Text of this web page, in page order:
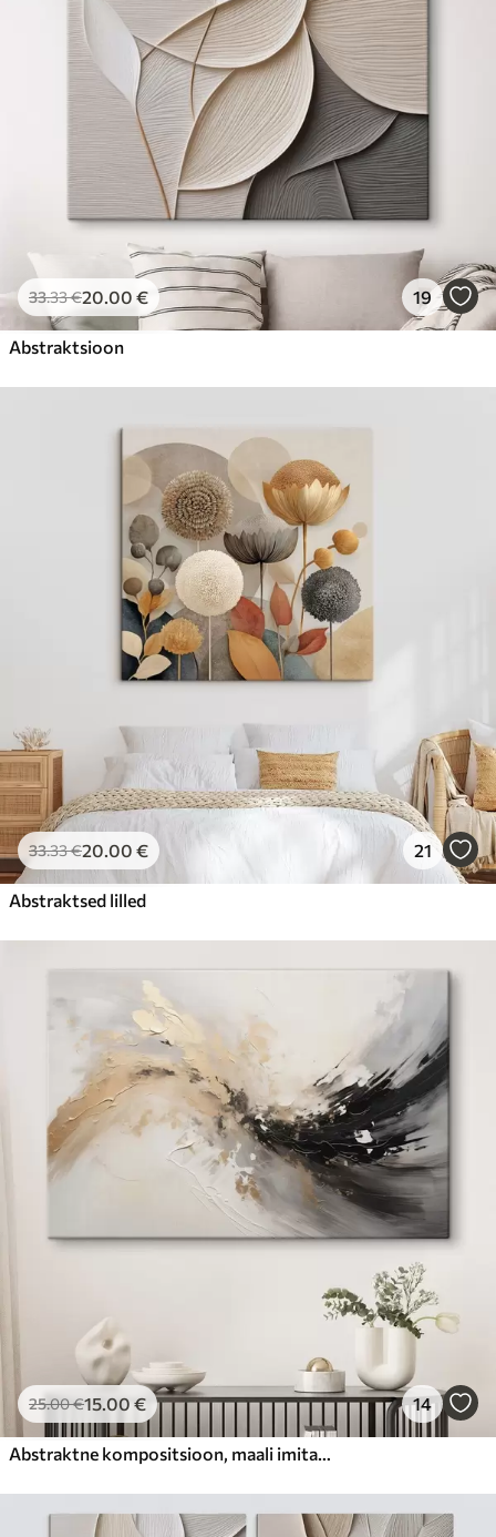
33.33€20.00 € 19
Abstraktsioon
33.33€20.00 € 21
Abstraktsed lilled
25.00€15.00 € 14
Abstraktne kompositsioon, maali imitatsioon